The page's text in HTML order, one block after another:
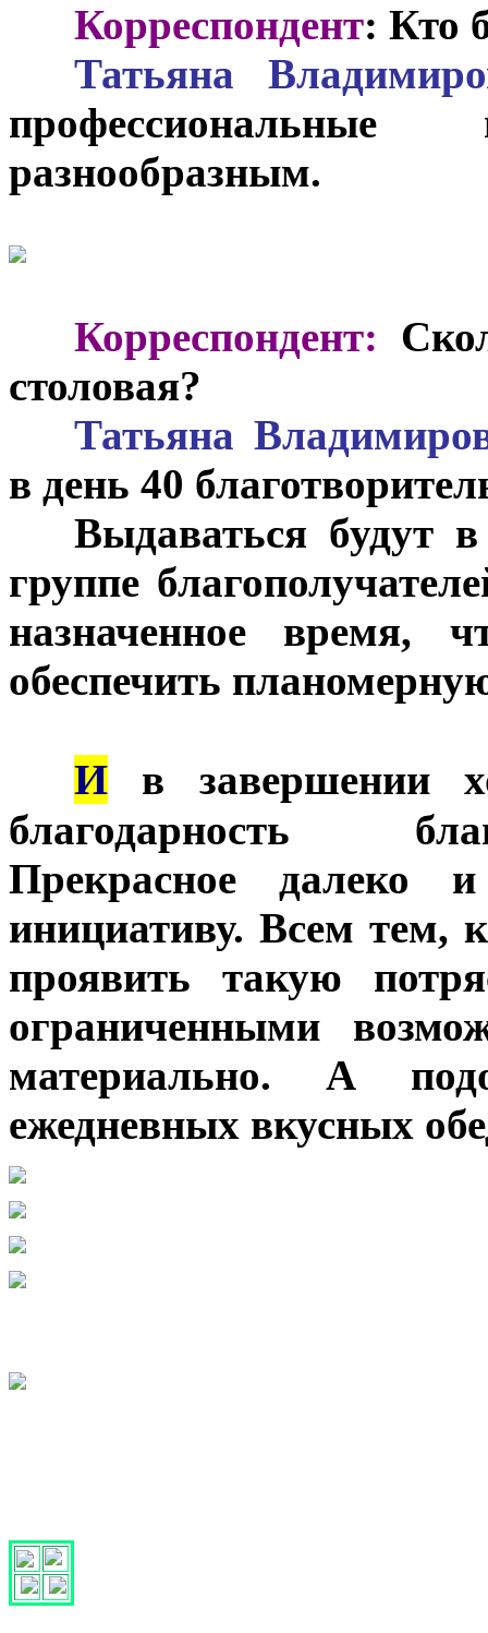
Корреспондент: Кто
Татьяна
разнообразным.
Корреспондент:
столовая?
Татьяна
в день 40
Выдаваться будут
группе
назначенное время,
обеспечить
И в завершении
благодарность
Прекрасное далеко
инициативу. Всем тем,
проявить такую
ограниченными
материально. А
ежедневных вкусных